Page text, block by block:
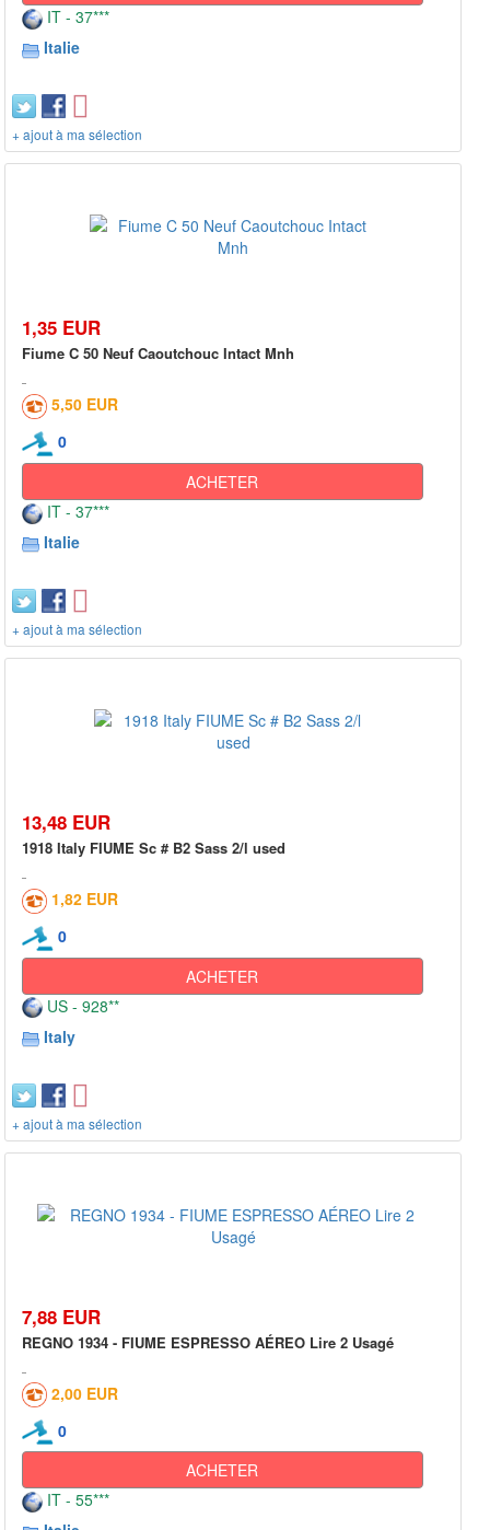
IT - 37***
Italie
+ ajout à ma sélection
1,35 EUR
Fiume C 50 Neuf Caoutchouc Intact Mnh
5,50 EUR
0
ACHETER
IT - 37***
Italie
+ ajout à ma sélection
13,48 EUR
1918 Italy FIUME Sc # B2 Sass 2/l used
1,82 EUR
0
ACHETER
US - 928**
Italy
+ ajout à ma sélection
7,88 EUR
REGNO 1934 - FIUME ESPRESSO AÉREO Lire 2 Usagé
2,00 EUR
0
ACHETER
IT - 55***